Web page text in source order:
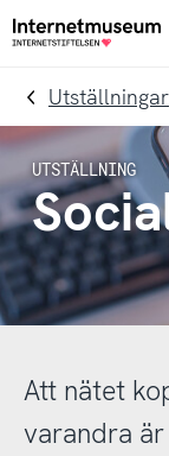
To
navigation
Till
innehållet
Till
Utställningar
Att nätet
varandra